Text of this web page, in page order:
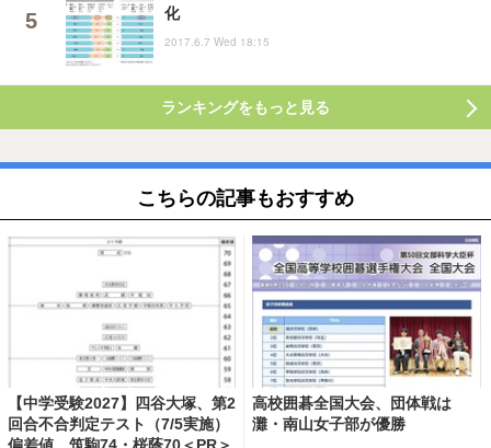
化
2017.6.7 Wed 18:15
ランキングをもっと見る
こちらの記事もおすすめ
【中学受験2027】四谷大塚、第2
回合不合判定テスト（7/5実施）
偏差値…筑駒74・桜蔭70＜PR＞
高校囲碁全国大会、団体戦は
灘・南山女子部が優勝